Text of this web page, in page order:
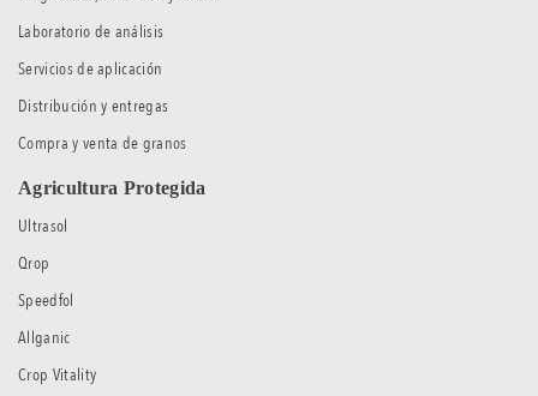
Laboratorio de análisis
Servicios de aplicación
Distribución y entregas
Compra y venta de granos
Agricultura Protegida
Ultrasol
Qrop
Speedfol
Allganic
Crop Vitality